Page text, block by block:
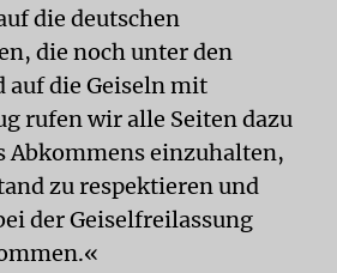
die deutschen
die noch unter den
auf die Geiseln mit
rufen wir alle Seiten dazu
Abkommens einzuhalten,
zu respektieren und
der Geiselfreilassung